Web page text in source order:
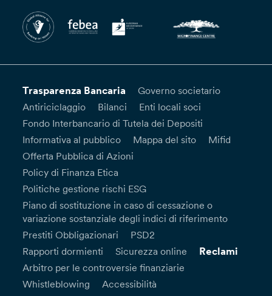
Trasparenza Bancaria
Governo societario
Antiriciclaggio
Bilanci
Enti locali soci
Fondo Interbancario di Tutela dei Depositi
Informativa al pubblico
Mappa del sito
Mifid
Offerta Pubblica di Azioni
Policy di Finanza Etica
Politiche gestione rischi ESG
Piano di sostituzione in caso di cessazione o
variazione sostanziale degli indici di riferimento
Prestiti Obbligazionari
PSD2
Rapporti dormienti
Sicurezza online Reclami
Arbitro per le controversie finanziarie
Whistleblowing
Accessibilità